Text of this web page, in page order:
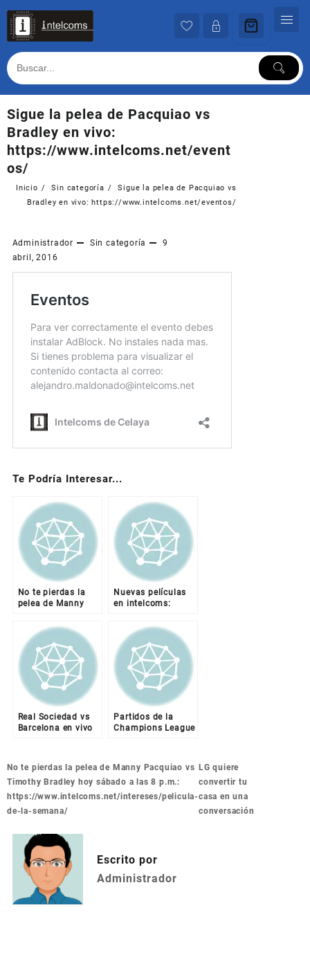
contenido
Sigue la pelea de Pacquiao vs
Bradley en vivo:
https://www.intelcoms.net/event
os/
Inicio Sin categoría
Sigue la pelea de Pacquiao vs
Bradley en vivo: https://www.intelcoms.net/eventos/
Administrador Sin categoría
9
abril, 2016
Te Podría Interesar...
No te pierdas la
pelea de Manny
Timothy Bradley
hoy sábado a las 8
p.m.:
https://www.intelcoms.net/intereses/pelicula-
de-la-semana/
Nuevas películas
en intelcoms:
de-la-semana/
Real Sociedad vs
Barcelona en vivo
de-la-semana/
Partidos de la
Champions League
https://www.intelcoms.net/intereses/pelicula-
de-la-semana/
Navegación
de
entradas
No te pierdas la pelea de Manny Pacquiao vs
Timothy Bradley hoy sábado a las 8 p.m.:
https://www.intelcoms.net/intereses/pelicula-
de-la-semana/
LG quiere
convertir tu
casa en una
conversación
Escrito por
Administrador